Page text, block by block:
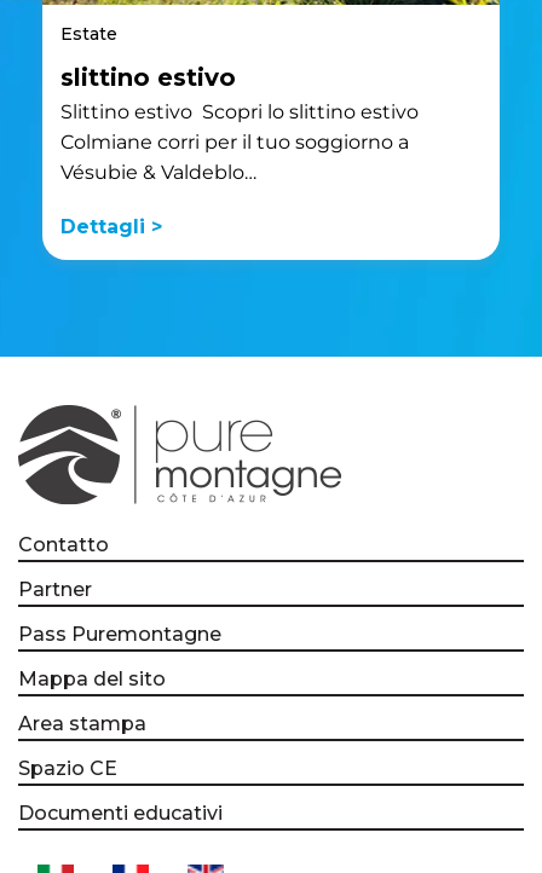
Estate
slittino estivo
Slittino estivo Scopri lo slittino estivo
Colmiane corri per il tuo soggiorno a
Vésubie & Valdeblo…
Dettagli >
Contatto
Partner
Pass Puremontagne
Mappa del sito
Area stampa
Spazio CE
Documenti educativi